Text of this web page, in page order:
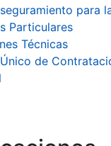
para
Particulares
Técnicas
de